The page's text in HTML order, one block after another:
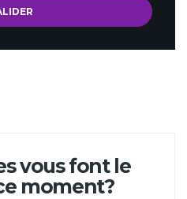
vous font le
moment?